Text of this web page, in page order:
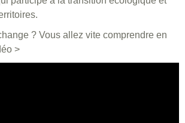
? Vous allez vite comprendre en
>